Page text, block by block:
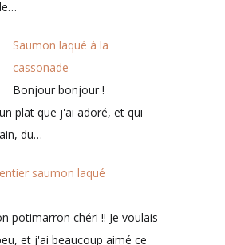
Saumon laqué à la
cassonade
Bonjour bonjour !
plat que j'ai adoré, et qui
du…
saumon laqué
potimarron chéri !! Je voulais
et j'ai beaucoup aimé ce